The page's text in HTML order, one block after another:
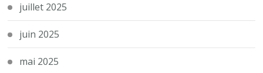
juillet 2025
juin 2025
mai 2025